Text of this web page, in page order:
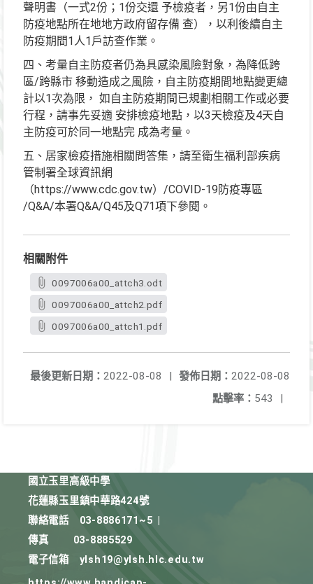
聲明書（一式2份；1份交還 予檢疫者，另1份由自主
防疫地點所在地地方政府留存備 查），以利後續自主
防疫期間1人1戶訪查作業。
四、考量自主防疫者仍為具感染風險對象，為降低跨
區/跨縣市 移動造成之風險，自主防疫期間地點變更總
計以1次為限， 如自主防疫期間已規劃相關工作或必要
行程，請事先妥適 安排檢疫地點，以3天檢疫及4天自
主防疫可於同一地點完 成為考量。
五、居家檢疫措施相關問答集，請至衛生福利部疾病
管制署全球資訊網
（https://www.cdc.gov.tw）/COVID-19防疫專區
/Q&A/本署Q&A/Q45及Q71項下參閱。
相關附件
0097006a00_attch3.odt
0097006a00_attch2.pdf
0097006a00_attch1.pdf
發佈日期： 2022-08-08
最後更新日期： 2022-08-08
|
點擊率： 543 |
國立玉里高級中學
花蓮縣玉里鎮中華路424號
聯絡電話
03-8886171~5
傳真
03-8885529
電子信箱
ylsh19@ylsh.hlc.edu.tw